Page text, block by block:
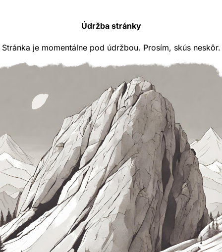
Údržba stránky
Stránka je momentálne pod údržbou. Prosím, skús neskôr.